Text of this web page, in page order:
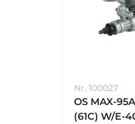
Nr. 100027
OS MAX-
(61C) W/E-